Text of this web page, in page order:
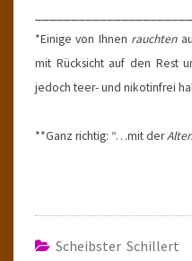
*Einige von Ihnen rauchten
mit Rücksicht auf den Rest
jedoch teer- und nikotinfrei
**Ganz richtig: “…mit derAlten
Scheibster Schillert